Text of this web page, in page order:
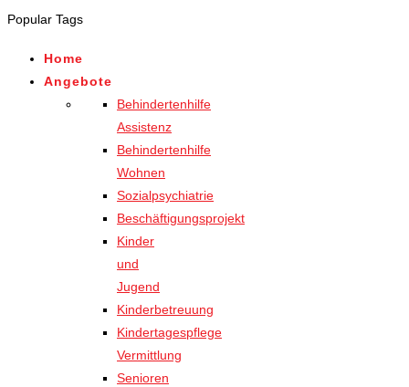
Popular Tags
Home
Angebote
Behindertenhilfe
Assistenz
Behindertenhilfe
Wohnen
Sozialpsychiatrie
Beschäftigungsprojekt
Kinder
und
Jugend
Kinderbetreuung
Kindertagespflege
Vermittlung
Senioren